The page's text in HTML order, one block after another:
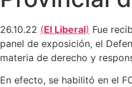
26.10.22 (El Liberal) Fue
panel de exposición, el
materia de derecho y
En efecto, se habilitó en el